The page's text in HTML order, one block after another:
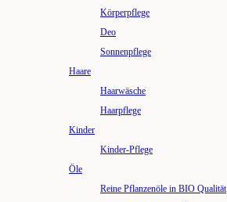
Körperpflege
Deo
Sonnenpflege
Haare
Haarwäsche
Haarpflege
Kinder
Kinder-Pflege
Öle
Reine Pflanzenöle in BIO Qualität